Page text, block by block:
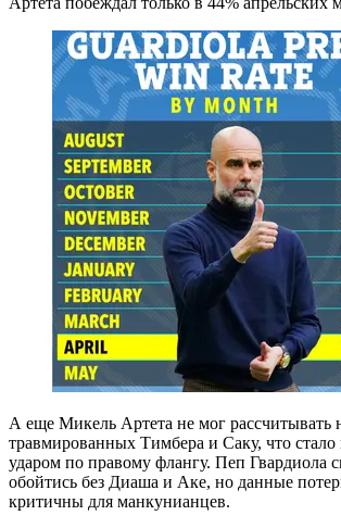
А еще Микель Артета не мог рассчитывать
травмированных Тимбера и Саку, что стало
ударом по правому флангу. Пеп Гвардиола
обойтись без Диаша и Аке, но данные
критичны для манкунианцев.